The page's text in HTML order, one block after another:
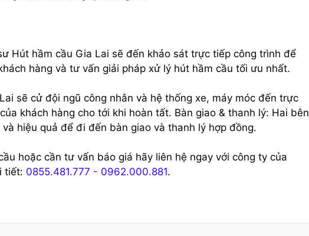
Hút hầm cầu Gia Lai sẽ đến khảo sát trực tiếp công trình để
hàng và tư vấn giải pháp xử lý hút hầm cầu tối ưu nhất.
sẽ cử đội ngũ công nhân và hệ thống xe, máy móc đến trực
khách hàng cho tới khi hoàn tất. Bàn giao & thanh lý: Hai bên
hiệu quả để đi đến bàn giao và thanh lý hợp đồng.
hoặc cần tư vấn báo giá hãy liên hệ ngay với công ty của
tiết: 0855.481.777 - 0962.000.881.